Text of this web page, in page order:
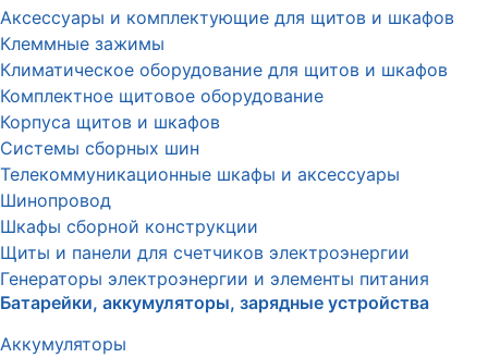
Аксессуары и комплектующие для щитов и шкафов
Клеммные зажимы
Климатическое оборудование для щитов и шкафов
Комплектное щитовое оборудование
Корпуса щитов и шкафов
Системы сборных шин
Телекоммуникационные шкафы и аксессуары
Шинопровод
Шкафы сборной конструкции
Щиты и панели для счетчиков электроэнергии
Генераторы электроэнергии и элементы питания
Батарейки, аккумуляторы, зарядные устройства
Аккумуляторы